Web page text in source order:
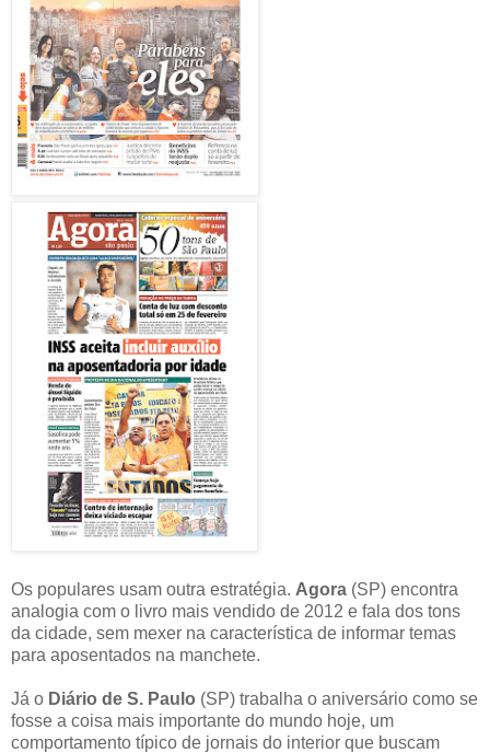
Os populares usam outra estratégia. Agora (SP) encontra
analogia com o livro mais vendido de 2012 e fala dos tons
da cidade, sem mexer na característica de informar temas
para aposentados na manchete.
Já o Diário de S. Paulo (SP) trabalha o aniversário como se
fosse a coisa mais importante do mundo hoje, um
comportamento típico de jornais do interior que buscam